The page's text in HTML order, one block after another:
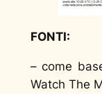
FONTI:
– come
Watch The